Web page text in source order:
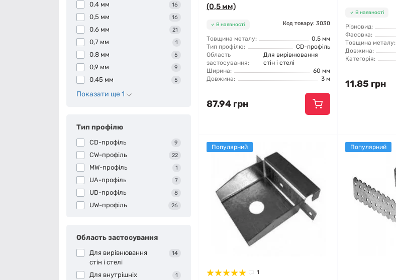
0,4 мм 16
0,5 мм 16
0,6 мм 21
0,7 мм 1
0,8 мм 5
0,9 мм 9
0,45 мм 5
Показати ще 1
Тип профілю
CD-профіль 9
CW-профіль 22
MW-профіль 1
UA-профіль 7
UD-профіль 8
UW-профіль 26
Область застосування
Для вирівнювання
стін і стелі
14
Для внутрішніх
1
(0,5 мм)
В наявності Код товару: 3030
Товщина металу:
0,5 мм
Тип профілю:
CD-профіль
Область
застосування:
Для вирівнювання
стін і стелі
Ширина:
60 мм
Довжина:
3 м
87.94 грн
В наявності
Різновид:
Фасовка:
Товщина металу:
Довжина:
Категорія:
11.85 грн
Популярний
1
Популярний